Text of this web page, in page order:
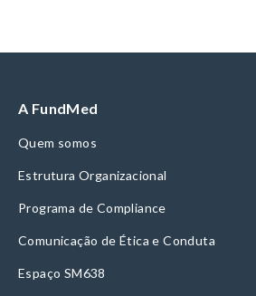
A FundMed
Quem somos
Estrutura Organizacional
Programa de Compliance
Comunicação de Ética e Conduta
Espaço SM638